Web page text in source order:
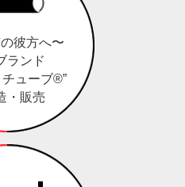
彼方へ〜
ランド
チューブ®”
・販売